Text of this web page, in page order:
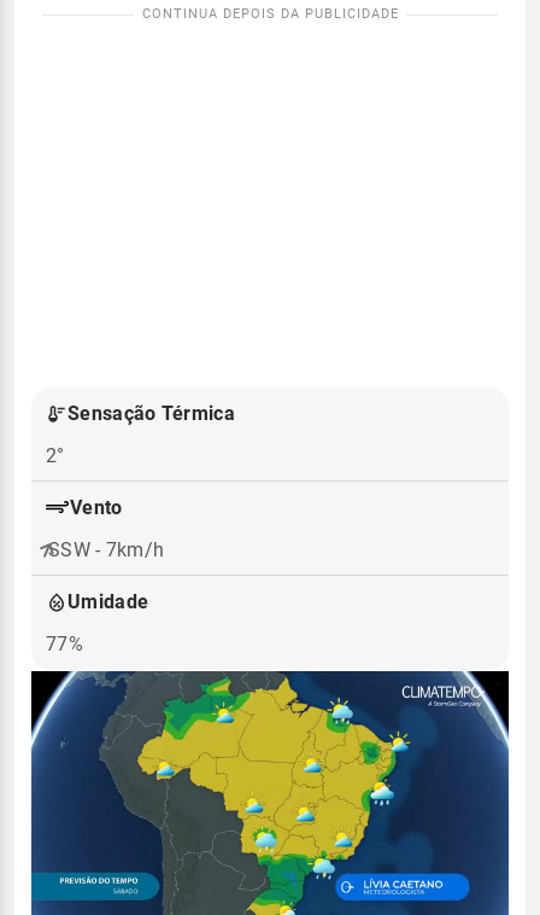
Sensação Térmica
2°
Vento
SSW - 7km/h
Umidade
77%